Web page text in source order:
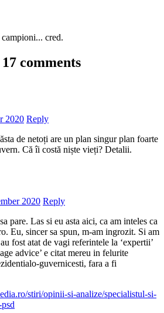
cred.
comments
2020 Reply
de netoți are un plan singur plan foarte
Că îi costă niște vieți? Detalii.
2020 Reply
pare. Las si eu asta aici, ca am inteles ca
Eu, sincer sa spun, m-am ingrozit. Si am
fost atat de vagi referintele la ‘expertii’
advice’ e citat mereu in felurite
guvernicesti, fara a fi
stiri/opinii-si-analize/specialistul-si-